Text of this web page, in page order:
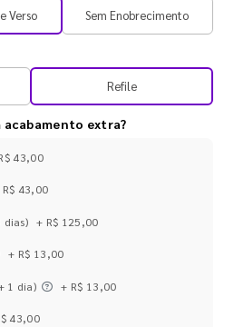
Verso Sem Enobrecimento
Refile
extra?
43,00
R$ 43,00
dias) + R$ 125,00
+ R$ 13,00
1 dia) + R$ 13,00
43,00